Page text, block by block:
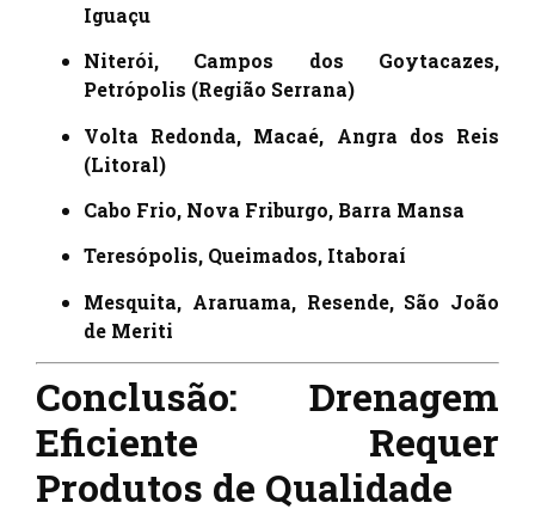
Iguaçu
Niterói, Campos dos Goytacazes,
Petrópolis (Região Serrana)
Volta Redonda, Macaé, Angra dos Reis
(Litoral)
Cabo Frio, Nova Friburgo, Barra Mansa
Teresópolis, Queimados, Itaboraí
Mesquita, Araruama, Resende, São João
de Meriti
Conclusão: Drenagem
Eficiente Requer
Produtos de Qualidade